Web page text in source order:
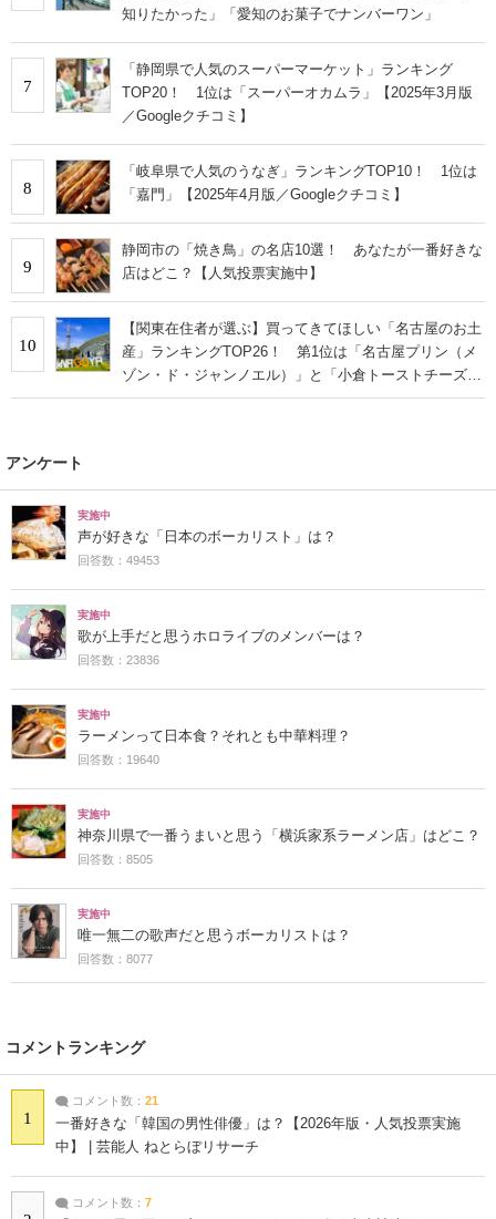
知りたかった」「愛知のお菓子でナンバーワン」
7
「静岡県で人気のスーパーマーケット」ランキング
TOP20！ 1位は「スーパーオカムラ」【2025年3月版
／Googleクチコミ】
8
「岐阜県で人気のうなぎ」ランキングTOP10！ 1位は
「嘉門」【2025年4月版／Googleクチコミ】
9
静岡市の「焼き鳥」の名店10選！ あなたが一番好きな
店はどこ？【人気投票実施中】
10
【関東在住者が選ぶ】買ってきてほしい「名古屋のお土
産」ランキングTOP26！ 第1位は「名古屋プリン（メ
ゾン・ド・ジャンノエル）」と「小倉トーストチーズケ
ーキ（東海寿）」【2026年最新調査結果】
アンケート
実施中
声が好きな「日本のボーカリスト」は？
回答数：49453
実施中
歌が上手だと思うホロライブのメンバーは？
回答数：23836
実施中
ラーメンって日本食？それとも中華料理？
回答数：19640
実施中
神奈川県で一番うまいと思う「横浜家系ラーメン店」はどこ？
回答数：8505
実施中
唯一無二の歌声だと思うボーカリストは？
回答数：8077
コメントランキング
1
コメント数： 21
一番好きな「韓国の男性俳優」は？【2026年版・人気投票実施
中】 | 芸能人 ねとらぼリサーチ
コメント数： 7